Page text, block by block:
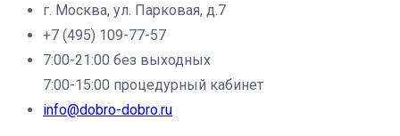
г. Москва, ул. Парковая, д.7
+7 (495) 109-77-57
7:00-21:00 без выходных
7:00-15:00 процедурный кабинет
info@dobro-dobro.ru